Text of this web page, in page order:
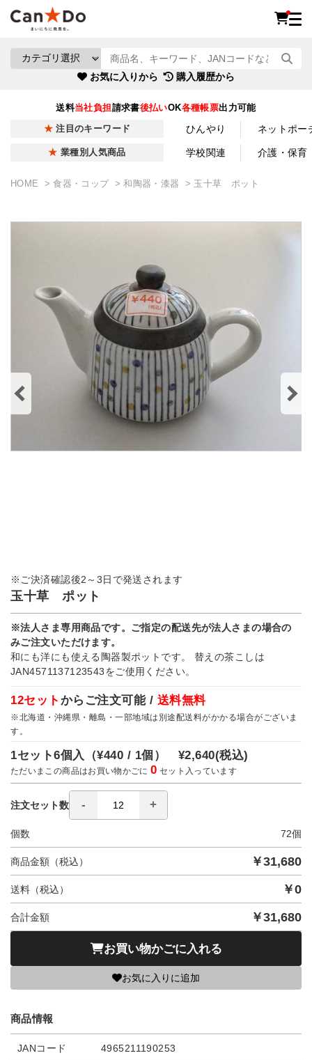
お気に入りから 購入履歴から
送料当社負担請求書後払いOK各種帳票出力可能
注目のキーワード ひんやり ネットポー
業種別人気商品 学校関連 介護・保育
HOME 食器・コップ 和陶器・漆器 玉十草 ポット
※ご決済確認後2～3日で発送されます
玉十草 ポット
※法人さま専用商品です。ご指定の配送先が法人さまの場合の
みご注文いただけます。
和にも洋にも使える陶器製ポットです。 替えの茶こしは
JAN4571137123543をご使用ください。
12セット からご注文可能 / 送料無料
※北海道・沖縄県・離島・一部地域は別途配送料がかかる場合がございま
す。
1セット6個入（¥440 / 1個） ¥2,640(税込)
ただいまこの商品はお買い物かごに0 セット入っています
注文セット数
個数 72個
商品金額（税込） ￥31,680
送料（税込） ￥0
合計金額 ￥31,680
お買い物かごに入れる
お気に入りに追加
商品情報
JANコード 4965211190253